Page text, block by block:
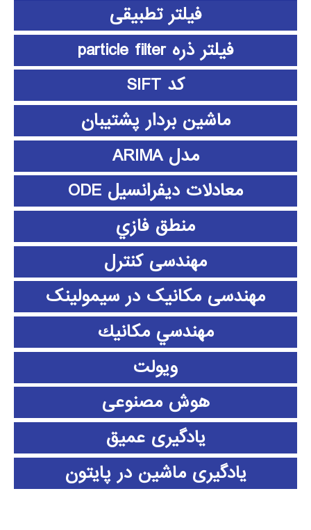
فیلتر تطبیقی
فیلتر ذره particle filter
کد SIFT
ماشین بردار پشتیبان
مدل ARIMA
معادلات دیفرانسیل ODE
منطق فازي
مهندسی کنترل
مهندسی مکانیک در سیمولینک
مهندسي مكانيك
ویولت
هوش مصنوعی
یادگیری عمیق
یادگیری ماشین در پایتون